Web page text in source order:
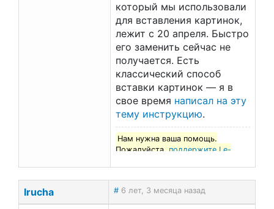
который мы использовали
для вставления картинок,
лежит с 20 апреля. Быстро
его заменить сейчас не
получается. Есть
классический способ
вставки картинок — я в
свое время написал на эту
тему инструкцию.
Нам нужна ваша помощь.
Пожалуйста,поддержите Le-
Irucha # 6 лет, 3 месяца назад